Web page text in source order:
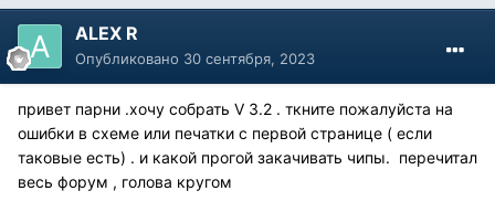
ALEX R
Опубликовано 30 сентября, 2023
привет парни .хочу собрать V 3.2 . ткните пожалуйста на
ошибки в схеме или печатки с первой странице ( если
таковые есть) . и какой прогой закачивать чипы. перечитал
весь форум , голова кругом